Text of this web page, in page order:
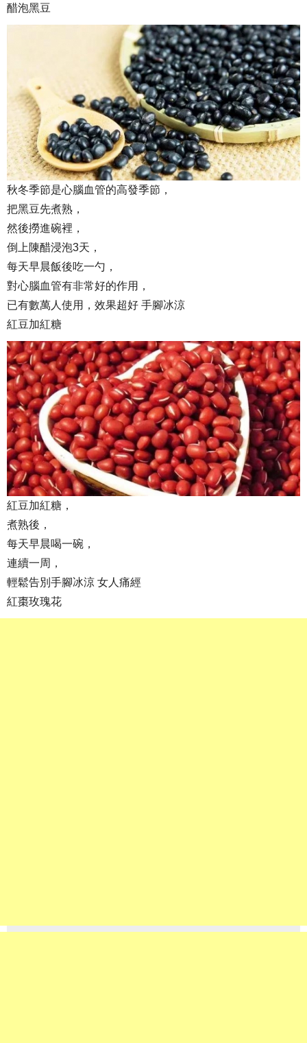
醋泡黑豆
秋冬季節是心腦血管的高發季節，
把黑豆先煮熟，
然後撈進碗裡，
倒上陳醋浸泡3天，
每天早晨飯後吃一勺，
對心腦血管有非常好的作用，
已有數萬人使用，效果超好 手腳冰涼
紅豆加紅糖
紅豆加紅糖，
煮熟後，
每天早晨喝一碗，
連續一周，
輕鬆告別手腳冰涼 女人痛經
紅棗玫瑰花